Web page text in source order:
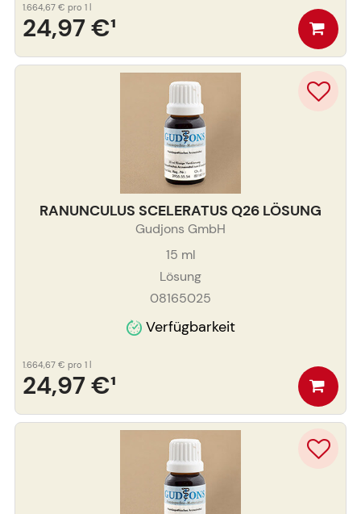
24,97 €¹
1.664,67 € pro 1 l
RANUNCULUS SCELERATUS Q26 LÖSUNG
Gudjons GmbH
15 ml
Lösung
08165025
Verfügbarkeit
24,97 €¹
1.664,67 € pro 1 l